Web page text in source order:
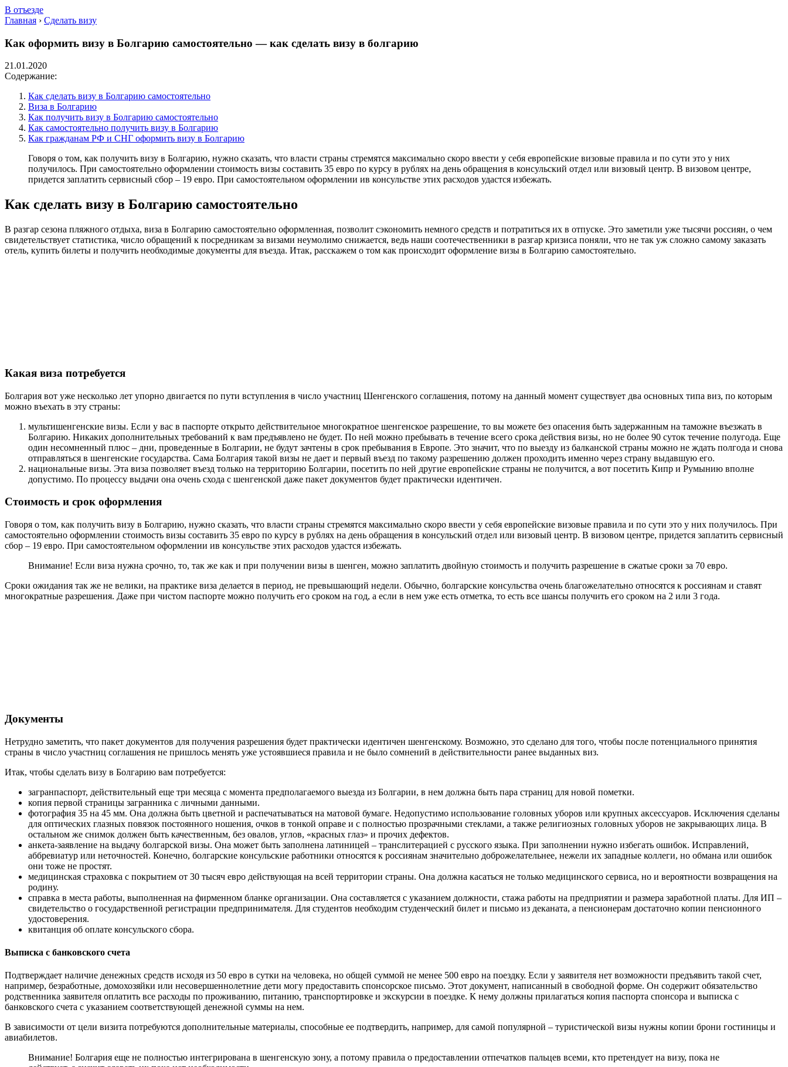
В отъезде
Главная › Сделать визу
Как оформить визу в Болгарию самостоятельно — как сделать визу в болгарию
21.01.2020
Содержание:
Как сделать визу в Болгарию самостоятельно
Виза в Болгарию
Как получить визу в Болгарию самостоятельно
Как самостоятельно получить визу в Болгарию
Как гражданам РФ и СНГ оформить визу в Болгарию
Говоря о том, как получить визу в Болгарию, нужно сказать, что власти страны стремятся максимально скоро ввести у себя европейские визовые правила и по сути это у них
получилось. При самостоятельно оформлении стоимость визы составить 35 евро по курсу в рублях на день обращения в консульский отдел или визовый центр. В визовом центре,
придется заплатить сервисный сбор – 19 евро. При самостоятельном оформлении ив консульстве этих расходов удастся избежать.
Как сделать визу в Болгарию самостоятельно
В разгар сезона пляжного отдыха, виза в Болгарию самостоятельно оформленная, позволит сэкономить немного средств и потратиться их в отпуске. Это заметили уже тысячи россиян, о чем
свидетельствует статистика, число обращений к посредникам за визами неумолимо снижается, ведь наши соотечественники в разгар кризиса поняли, что не так уж сложно самому заказать
отель, купить билеты и получить необходимые документы для въезда. Итак, расскажем о том как происходит оформление визы в Болгарию самостоятельно.
Какая виза потребуется
Болгария вот уже несколько лет упорно двигается по пути вступления в число участниц Шенгенского соглашения, потому на данный момент существует два основных типа виз, по которым
можно въехать в эту страны:
мультишенгенские визы. Если у вас в паспорте открыто действительное многократное шенгенское разрешение, то вы можете без опасения быть задержанным на таможне въезжать в
Болгарию. Никаких дополнительных требований к вам предъявлено не будет. По ней можно пребывать в течение всего срока действия визы, но не более 90 суток течение полугода. Еще
один несомненный плюс – дни, проведенные в Болгарии, не будут зачтены в срок пребывания в Европе. Это значит, что по выезду из балканской страны можно не ждать полгода и снова
отправляться в шенгенские государства. Сама Болгария такой визы не дает и первый въезд по такому разрешению должен проходить именно через страну выдавшую его.
национальные визы. Эта виза позволяет въезд только на территорию Болгарии, посетить по ней другие европейские страны не получится, а вот посетить Кипр и Румынию вполне
допустимо. По процессу выдачи она очень схода с шенгенской даже пакет документов будет практически идентичен.
Стоимость и срок оформления
Говоря о том, как получить визу в Болгарию, нужно сказать, что власти страны стремятся максимально скоро ввести у себя европейские визовые правила и по сути это у них получилось. При
самостоятельно оформлении стоимость визы составить 35 евро по курсу в рублях на день обращения в консульский отдел или визовый центр. В визовом центре, придется заплатить сервисный
сбор – 19 евро. При самостоятельном оформлении ив консульстве этих расходов удастся избежать.
Внимание! Если виза нужна срочно, то, так же как и при получении визы в шенген, можно заплатить двойную стоимость и получить разрешение в сжатые сроки за 70 евро.
Сроки ожидания так же не велики, на практике виза делается в период, не превышающий недели. Обычно, болгарские консульства очень благожелательно относятся к россиянам и ставят
многократные разрешения. Даже при чистом паспорте можно получить его сроком на год, а если в нем уже есть отметка, то есть все шансы получить его сроком на 2 или 3 года.
Документы
Нетрудно заметить, что пакет документов для получения разрешения будет практически идентичен шенгенскому. Возможно, это сделано для того, чтобы после потенциального принятия
страны в число участниц соглашения не пришлось менять уже устоявшиеся правила и не было сомнений в действительности ранее выданных виз.
Итак, чтобы сделать визу в Болгарию вам потребуется:
загранпаспорт, действительный еще три месяца с момента предполагаемого выезда из Болгарии, в нем должна быть пара страниц для новой пометки.
копия первой страницы загранника с личными данными.
фотография 35 на 45 мм. Она должна быть цветной и распечатываться на матовой бумаге. Недопустимо использование головных уборов или крупных аксессуаров. Исключения сделаны
для оптических глазных повязок постоянного ношения, очков в тонкой оправе и с полностью прозрачными стеклами, а также религиозных головных уборов не закрывающих лица. В
остальном же снимок должен быть качественным, без овалов, углов, «красных глаз» и прочих дефектов.
анкета-заявление на выдачу болгарской визы. Она может быть заполнена латиницей – транслитерацией с русского языка. При заполнении нужно избегать ошибок. Исправлений,
аббревиатур или неточностей. Конечно, болгарские консульские работники относятся к россиянам значительно доброжелательнее, нежели их западные коллеги, но обмана или ошибок
они тоже не простят.
медицинская страховка с покрытием от 30 тысяч евро действующая на всей территории страны. Она должна касаться не только медицинского сервиса, но и вероятности возвращения на
родину.
справка в места работы, выполненная на фирменном бланке организации. Она составляется с указанием должности, стажа работы на предприятии и размера заработной платы. Для ИП –
свидетельство о государственной регистрации предпринимателя. Для студентов необходим студенческий билет и письмо из деканата, а пенсионерам достаточно копии пенсионного
удостоверения.
квитанция об оплате консульского сбора.
Выписка с банковского счета
Подтверждает наличие денежных средств исходя из 50 евро в сутки на человека, но общей суммой не менее 500 евро на поездку. Если у заявителя нет возможности предъявить такой счет,
например, безработные, домохозяйки или несовершеннолетние дети могу предоставить спонсорское письмо. Этот документ, написанный в свободной форме. Он содержит обязательство
родственника заявителя оплатить все расходы по проживанию, питанию, транспортировке и экскурсии в поездке. К нему должны прилагаться копия паспорта спонсора и выписка с
банковского счета с указанием соответствующей денежной суммы на нем.
В зависимости от цели визита потребуются дополнительные материалы, способные ее подтвердить, например, для самой популярной – туристической визы нужны копии брони гостиницы и
авиабилетов.
Внимание! Болгария еще не полностью интегрирована в шенгенскую зону, а потому правила о предоставлении отпечатков пальцев всеми, кто претендует на визу, пока не